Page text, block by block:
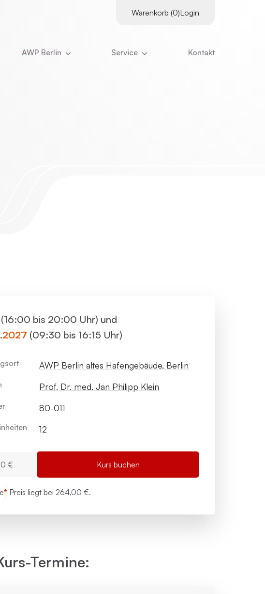
Warenkorb (0)Login
AWP Berlin
Service
Kontakt
(16:00 bis 20:00 Uhr) und
2027 (09:30 bis 16:15 Uhr)
AWP Berlin altes Hafengebäude, Berlin
Prof. Dr. med. Jan Philipp Klein
80-011
12
€ Kurs buchen
* Preis liegt bei 264,00 €.
Termine: